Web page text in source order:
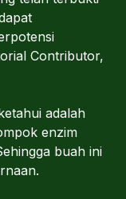
Contributor,
adalah
enzim
buah ini